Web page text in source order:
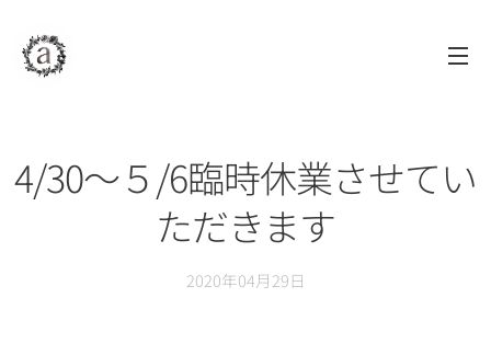
4/30〜５/6臨時休業させてい
ただきます
2020年04月29日